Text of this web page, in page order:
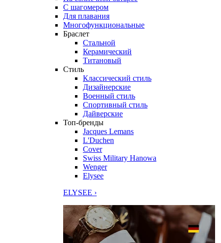
С шагомером
Для плавания
Многофункциональные
Браслет
Стальной
Керамический
Титановый
Стиль
Классический стиль
Дизайнерские
Военный стиль
Спортивный стиль
Дайверские
Топ-бренды
Jacques Lemans
L'Duchen
Cover
Swiss Military Hanowa
Wenger
Elysee
ELYSEE ›